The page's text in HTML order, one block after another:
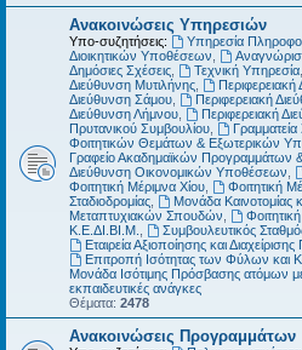
Ανακοινώσεις Υπηρεσιών
Υπο-συζητήσεις: Υπηρεσία
Διοικητικών Υποθέσεων
Δημόσιες Σχέσεις
Τεχνική Υπηρεσία,
Διεύθυνση Μυτιλήνης
Περιφερειακή
Διεύθυνση Σάμου
Περιφερειακή
Διεύθυνση Λήμνου
Περιφερειακή
Πρυτανικού Συμβουλίου
Φοιτητικών Θεμάτων & Εξωτερικών
Γραφείο Ακαδημαϊκών Προγραμμάτων
Διεύθυνση Οικονομικών Υποθέσεων
Φοιτητική Μέριμνα Χίου
Φοιτητική
Σταδιοδρομίας
Μονάδα Καινοτομίας
Μεταπτυχιακών Σπουδών
Κ.Ε.ΔΙ.ΒΙ.Μ.
Συμβουλευτικός
Εταιρεία Αξιοποίησης και
Επιτροπή Ισότητας των Φύλων και
Μονάδα Ισότιμης Πρόσβασης ατόμων
εκπαιδευτικές ανάγκες
Θέματα: 2478
Ανακοινώσεις Προγραμμάτων